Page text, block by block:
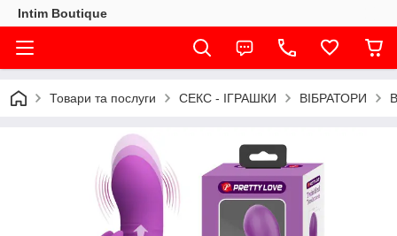
Intim Boutique
Товари та послуги СЕКС - ІГРАШКИ ВІБРАТОРИ